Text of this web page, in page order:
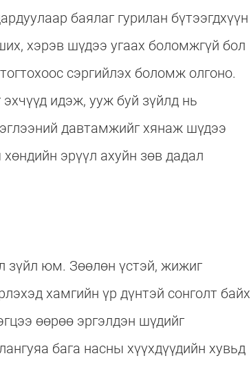
баялаг гурилан бүтээгдхүүн
хэрэв шүдээ угаах боломжгүй бол
сэргийлэх боломж олгоно.
идэж, ууж буй зүйлд нь
давтамжийг хянаж шүдээ
эрүүл ахуйн зөв дадал
зүйл юм. Зөөлөн үстэй, жижиг
хамгийн үр дүнтэй сонголт байх
өөрөө эргэлдэн шүдийг
бага насны хүүхдүүдийн хувьд